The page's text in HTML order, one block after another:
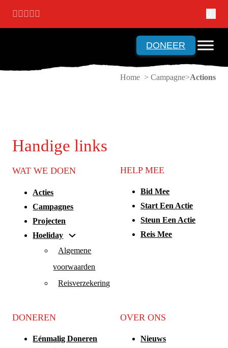
Ga naar hoofdinhoud
Ga naar voettekst
DONEER
Home > Campagne Actions
Handige links
WAT WE DOEN
Acties
Campagnes
Projecten
Hoeliday
Algemene
voorwaarden
Reisverzekering
HELP MEE
Bid Mee
Start Een Actie
Steun Een Actie
Reis Mee
DONEREN
Eénmalig Doneren
OVER ONS
Nieuws